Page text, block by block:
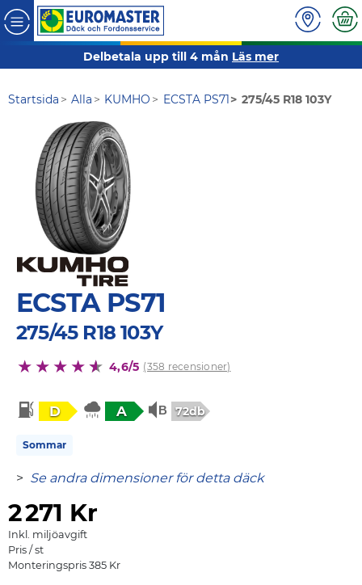
Delbetala upp till 4 mån Läs mer
Startsida Alla KUMHO ECSTA PS71 275/45 R18 103Y
ECSTA PS71
275/45 R18 103Y
4,6/5 (358 recensioner)
D A 72db
Sommar
> Se andra dimensioner för detta däck
2271 Kr
Inkl. miljöavgift
Pris / st
Monteringspris 385 Kr